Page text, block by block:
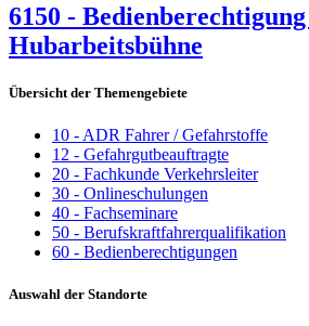
6150 -
Hubarbeitsbühne
Übersicht der Themengebiete
10 - ADR Fahrer / Gefahrstoffe
12 - Gefahrgutbeauftragte
20 - Fachkunde Verkehrsleiter
30 - Onlineschulungen
40 - Fachseminare
50 - Berufskraftfahrerqualifikation
60 - Bedienberechtigungen
Auswahl der Standorte